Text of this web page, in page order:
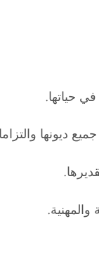
حياتها.
ديونها